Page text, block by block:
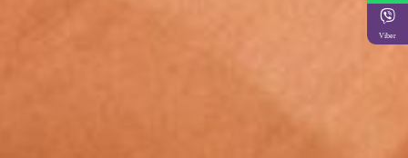
Viber